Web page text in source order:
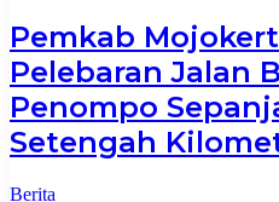
Pemkab
Pelebaran Jalan
Penompo
Setengah
Berita